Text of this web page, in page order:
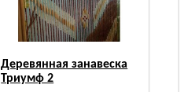
Деревянная занавеска
Триумф 2